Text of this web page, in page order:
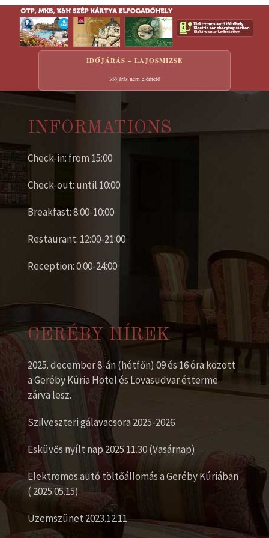
IDŐJÁRÁS – LAJOSMIZSE
Időjárás nem elérhető
INFORMATIONS
Check-in: from 15:00
Check-out: until 10:00
Breakfast: 8:00-10:00
Restaurant: 12:00-21:00
Reception: 0:00-24:00
GERÉBY HÍREK
2025. december 8-án (hétfőn) 09 és 16 óra között
a Geréby Kúria Hotel és Lovasudvar étterme
zárva lesz.
Szilveszteri gálavacsora 2025-2026
Esküvős nyílt nap 2025.11.30 (Vasárnap)
Elektromos autó töltőállomás a Geréby Kúriában
( 2025.05.15)
Üzemszünet 2023.12.11